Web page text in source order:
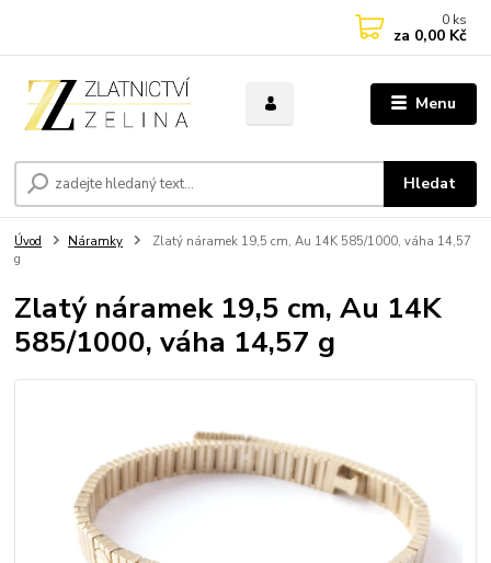
Menu
Hledat
0 ks
za 0,00 Kč
Úvod Náramky
Zlatý náramek 19,5 cm, Au 14K 585/1000, váha 14,57
g
Zlatý náramek 19,5 cm, Au 14K
585/1000, váha 14,57 g